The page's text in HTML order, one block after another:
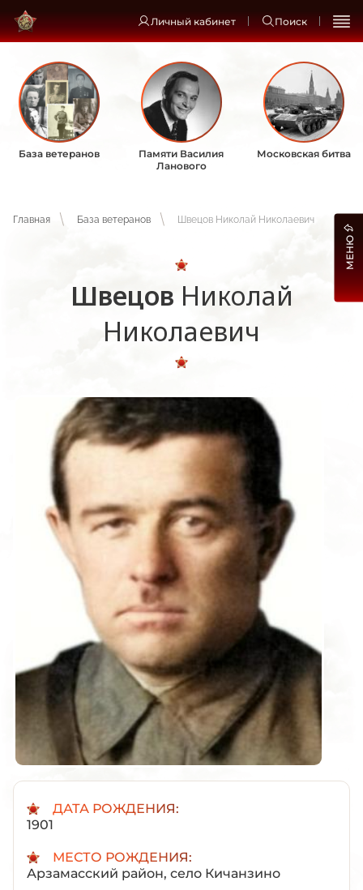
Личный кабинет Поиск
База ветеранов
Памяти Василия
Ланового
Московская битва
Главная База ветеранов Швецов Николай Николаевич
Швецов Николай
Николаевич
ДАТА РОЖДЕНИЯ:
1901
МЕСТО РОЖДЕНИЯ:
Арзамасский район, село Кичанзино
МЕНЮ